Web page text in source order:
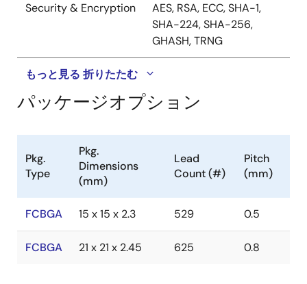
Security & Encryption
AES, RSA, ECC, SHA-1,
SHA-224, SHA-256,
GHASH, TRNG
もっと見る 折りたたむ
パッケージオプション
Pkg.
Type
Pkg.
Dimensions
(mm)
Lead
Count (#)
Pitch
(mm)
FCBGA 15 x 15 x 2.3 529 0.5
FCBGA 21 x 21 x 2.45 625 0.8